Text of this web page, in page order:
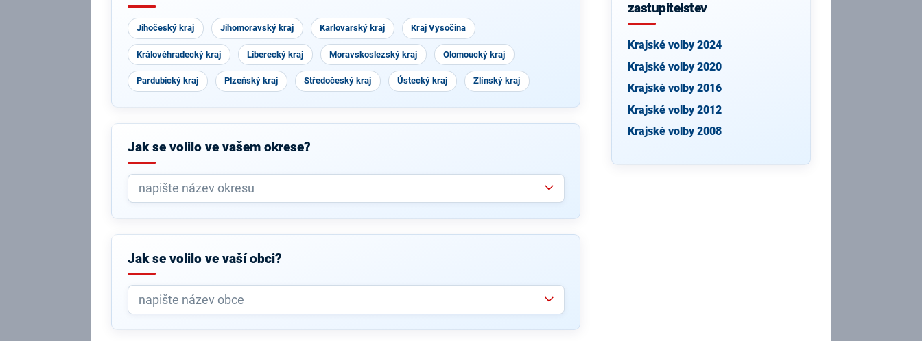
Jihočeský kraj Jihomoravský kraj Karlovarský kraj Kraj Vysočina
Královéhradecký kraj Liberecký kraj Moravskoslezský kraj Olomoucký kraj
Pardubický kraj Plzeňský kraj Středočeský kraj Ústecký kraj Zlínský kraj
Jak se volilo ve vašem okrese?
Jak se volilo ve vaší obci?
zastupitelstev
Krajské volby 2024
Krajské volby 2020
Krajské volby 2016
Krajské volby 2012
Krajské volby 2008